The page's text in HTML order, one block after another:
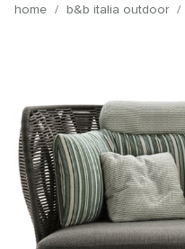
home / b&b italia outdoor /